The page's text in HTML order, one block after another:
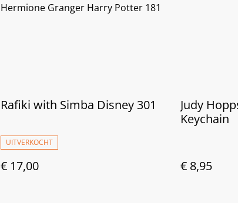
Hermione Granger Harry Potter 181
Rafiki with Simba Disney 301
UITVERKOCHT
€ 17,00
Judy
Keychain
€ 8,95